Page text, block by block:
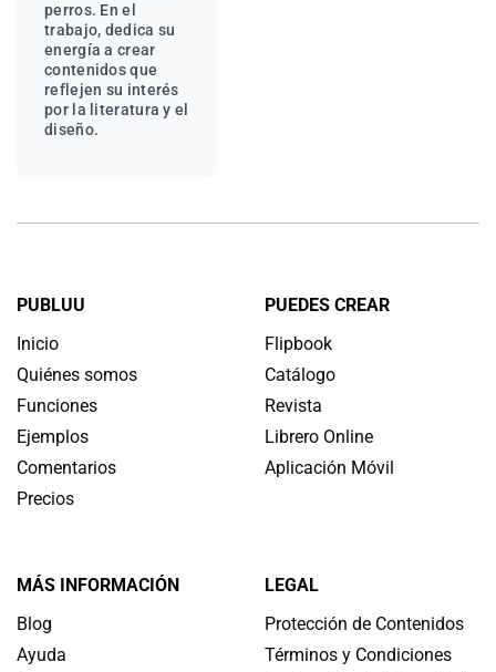
perros. En el
trabajo, dedica su
energía a crear
contenidos que
reflejen su interés
por la literatura y el
diseño.
PUBLUU
Inicio
Quiénes somos
Funciones
Ejemplos
Comentarios
Precios
PUEDES CREAR
Flipbook
Catálogo
Revista
Librero Online
Aplicación Móvil
MÁS INFORMACIÓN
Blog
Ayuda
LEGAL
Protección de Contenidos
Términos y Condiciones